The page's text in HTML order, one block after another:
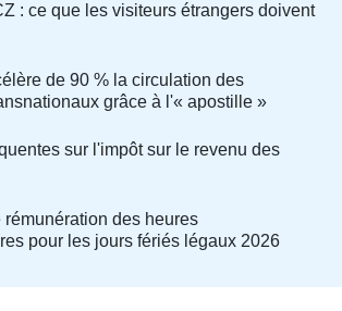
: ce que les visiteurs étrangers doivent
de 90 % la circulation des
grâce à l'« apostille »
sur l'impôt sur le revenu des
des heures
pour les jours fériés légaux 2026